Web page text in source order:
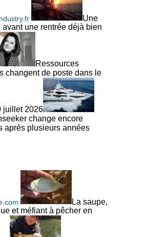
Une
une rentrée déjà bien
Ressources
changent de poste dans le
juillet 2026
change encore
après plusieurs années
La saupe,
et méfiant à pêcher en